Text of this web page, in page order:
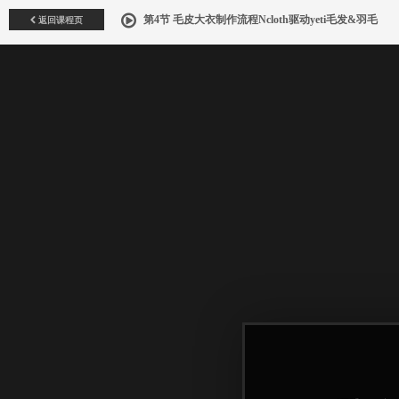
返回课程页 第4节 毛皮大衣制作流程Ncloth驱动yeti毛发&羽毛